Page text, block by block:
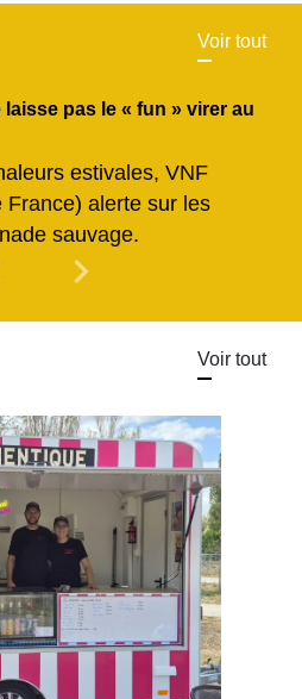
Voir tout
pas le « fun » virer au
estivales, VNF
France) alerte sur les
sauvage.
Previous
chevron_right
Voir tout